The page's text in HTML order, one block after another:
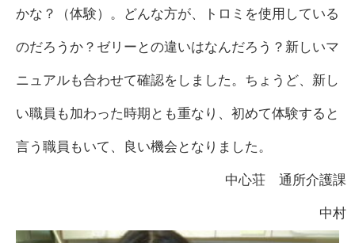
かな？（体験）。どんな方が、トロミを使用している
のだろうか？ゼリーとの違いはなんだろう？新しいマ
ニュアルも合わせて確認をしました。ちょうど、新し
い職員も加わった時期とも重なり、初めて体験すると
言う職員もいて、良い機会となりました。
中心荘 通所介護課
中村